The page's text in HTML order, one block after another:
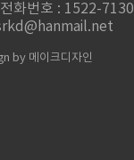
화번호 : 1522-7130
by 메이크디자인